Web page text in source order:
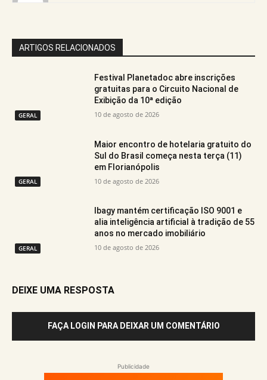
ARTIGOS RELACIONADOS
GERAL
Festival Planetadoc abre inscrições
gratuitas para o Circuito Nacional de
Exibição da 10ª edição
10 de agosto de 2026
GERAL
Maior encontro de hotelaria gratuito do
Sul do Brasil começa nesta terça (11)
em Florianópolis
10 de agosto de 2026
GERAL
Ibagy mantém certificação ISO 9001 e
alia inteligência artificial à tradição de 55
anos no mercado imobiliário
10 de agosto de 2026
DEIXE UMA RESPOSTA
FAÇA LOGIN PARA DEIXAR UM COMENTÁRIO
Publicidade